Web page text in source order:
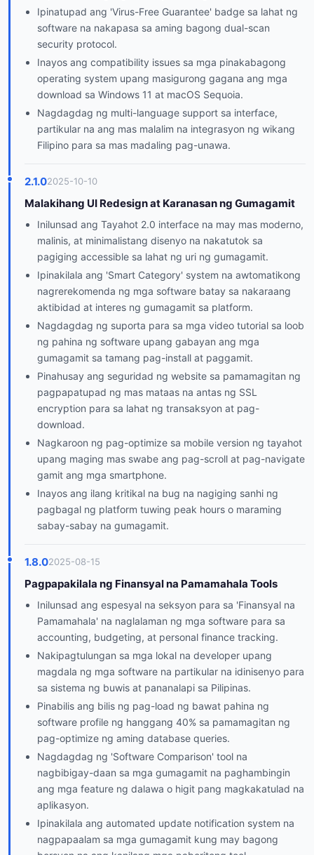
Ipinatupad ang 'Virus-Free Guarantee' badge sa lahat ng
software na nakapasa sa aming bagong dual-scan
security protocol.
Inayos ang compatibility issues sa mga pinakabagong
operating system upang masigurong gagana ang mga
download sa Windows 11 at macOS Sequoia.
Nagdagdag ng multi-language support sa interface,
partikular na ang mas malalim na integrasyon ng wikang
Filipino para sa mas madaling pag-unawa.
2.1.02025-10-10
Malakihang UI Redesign at Karanasan ng Gumagamit
Inilunsad ang Tayahot 2.0 interface na may mas moderno,
malinis, at minimalistang disenyo na nakatutok sa
pagiging accessible sa lahat ng uri ng gumagamit.
Ipinakilala ang 'Smart Category' system na awtomatikong
nagrerekomenda ng mga software batay sa nakaraang
aktibidad at interes ng gumagamit sa platform.
Nagdagdag ng suporta para sa mga video tutorial sa loob
ng pahina ng software upang gabayan ang mga
gumagamit sa tamang pag-install at paggamit.
Pinahusay ang seguridad ng website sa pamamagitan ng
pagpapatupad ng mas mataas na antas ng SSL
encryption para sa lahat ng transaksyon at pag-
download.
Nagkaroon ng pag-optimize sa mobile version ng tayahot
upang maging mas swabe ang pag-scroll at pag-navigate
gamit ang mga smartphone.
Inayos ang ilang kritikal na bug na nagiging sanhi ng
pagbagal ng platform tuwing peak hours o maraming
sabay-sabay na gumagamit.
1.8.02025-08-15
Pagpapakilala ng Finansyal na Pamamahala Tools
Inilunsad ang espesyal na seksyon para sa 'Finansyal na
Pamamahala' na naglalaman ng mga software para sa
accounting, budgeting, at personal finance tracking.
Nakipagtulungan sa mga lokal na developer upang
magdala ng mga software na partikular na idinisenyo para
sa sistema ng buwis at pananalapi sa Pilipinas.
Pinabilis ang bilis ng pag-load ng bawat pahina ng
software profile ng hanggang 40% sa pamamagitan ng
pag-optimize ng aming database queries.
Nagdagdag ng 'Software Comparison' tool na
nagbibigay-daan sa mga gumagamit na paghambingin
ang mga feature ng dalawa o higit pang magkakatulad na
aplikasyon.
Ipinakilala ang automated update notification system na
nagpapaalam sa mga gumagamit kung may bagong